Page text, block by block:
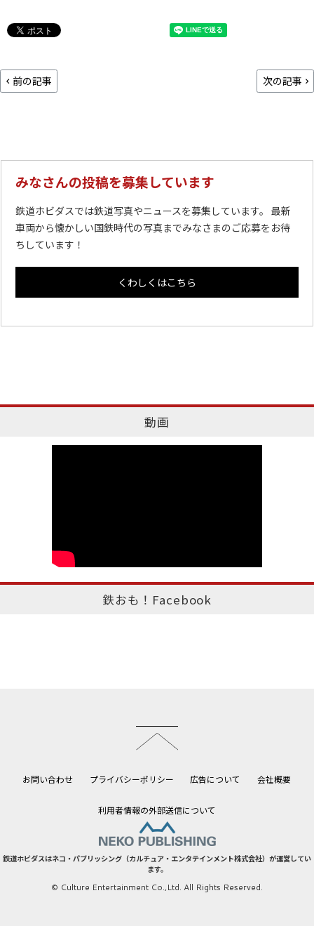
前の記事 次の記事
みなさんの投稿を募集しています
鉄道ホビダスでは鉄道写真やニュースを募集しています。 最新
車両から懐かしい国鉄時代の写真までみなさまのご応募をお待
ちしています！
くわしくはこちら
動画
鉄おも！Facebook
お問い合わせ プライバシーポリシー 広告について 会社概要
利用者情報の外部送信について
鉄道ホビダスはネコ・パブリッシング（カルチュア・エンタテインメント株式会社）が運営してい
ます。
© Culture Entertainment Co.,Ltd. All Rights Reserved.